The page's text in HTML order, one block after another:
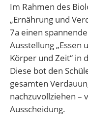
Im Rahmen des
„Ernährung und
7a einen
Ausstellung „Essen
Körper und Zeit“ in
Diese bot den
gesamten
nachzuvollziehen –
Ausscheidung.